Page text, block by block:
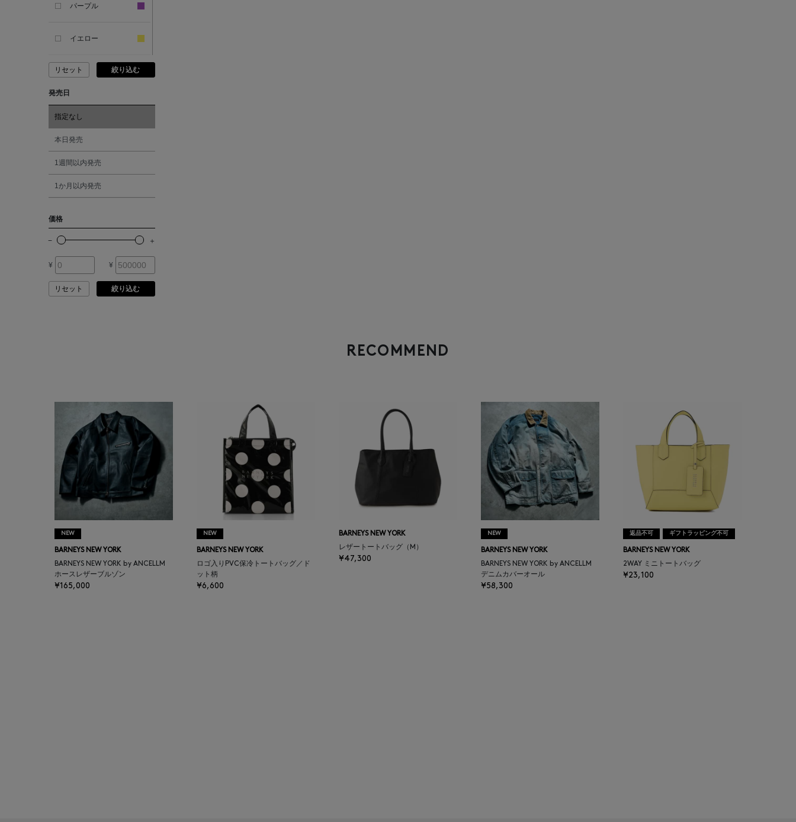
SANDAL
ANDERSONS
ANTIPAST
ANYA HINDMARCH
ARCS LONDON
ASAUCE MELER
ATHLETICS FTWR
ATTO VANNUCCI
FIRENZE
AURALEE
AUTRY
BAGUTTA
パープル
イエロー
ピンク
レッド
オレンジ
シルバー
リセット 絞り込む
発売日
指定なし
本日発売
1週間以内発売
1か月以内発売
価格
¥ ¥
リセット 絞り込む
RECOMMEND
NEW
BARNEYS NEW YORK
BARNEYS NEW YORK by ANCELLM
ホースレザーブルゾン
¥165,000
NEW
BARNEYS NEW YORK
ロゴ入りPVC保冷トートバッグ／ド
ット柄
¥6,600
BARNEYS NEW YORK
レザートートバッグ（M）
¥47,300
NEW
BARNEYS NEW YORK
BARNEYS NEW YORK by ANCELLM
デニムカバーオール
¥58,300
返品不可 ギフトラッピング不可
BARNEYS NEW YORK
2WAY ミニトートバッグ
¥23,100